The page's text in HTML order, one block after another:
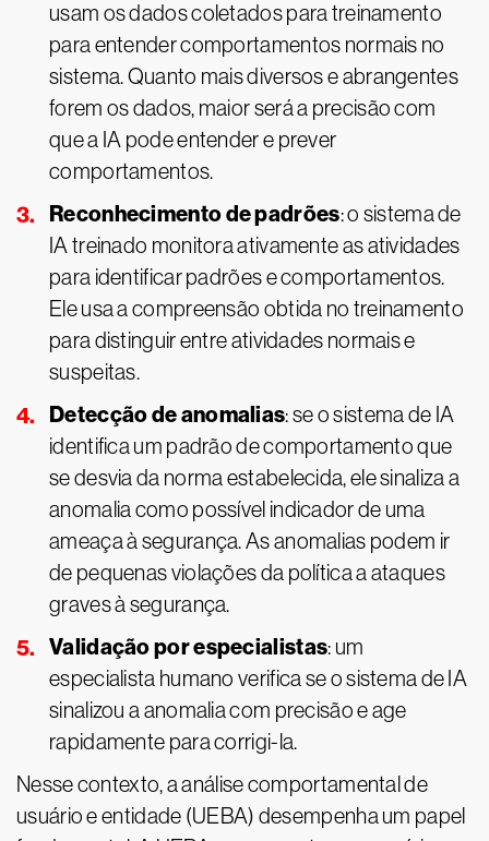
usam os dados coletados para treinamento
para entender comportamentos normais no
sistema. Quanto mais diversos e abrangentes
forem os dados, maior será a precisão com
que a IA pode entender e prever
comportamentos.
Reconhecimento de padrões: o sistema de
IA treinado monitora ativamente as atividades
para identificar padrões e comportamentos.
Ele usa a compreensão obtida no treinamento
para distinguir entre atividades normais e
suspeitas.
Detecção de anomalias: se o sistema de IA
identifica um padrão de comportamento que
se desvia da norma estabelecida, ele sinaliza a
anomalia como possível indicador de uma
ameaça à segurança. As anomalias podem ir
de pequenas violações da política a ataques
graves à segurança.
Validação por especialistas: um
especialista humano verifica se o sistema de IA
sinalizou a anomalia com precisão e age
rapidamente para corrigi-la.
Nesse contexto, a análise comportamental de
usuário e entidade (UEBA) desempenha um papel